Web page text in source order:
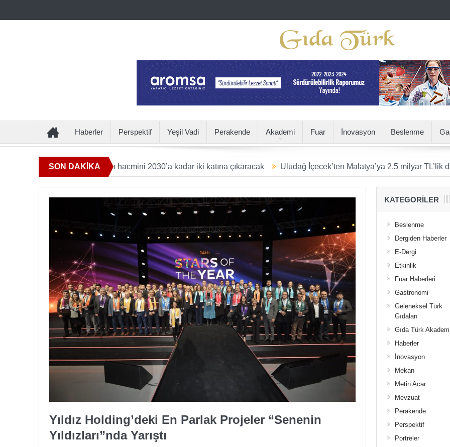
Haberler Perspektif Yeşil Vadi Perakende Akademi Fuar İnovasyon Beslenme
SON DAKİKA
katkı sunan ürün hacmini 2030’a kadar iki katına çıkaracak Uludağ İçecek’ten Malatya’ya 2,5 milyar TL’lik dev yatırım
Yıldız Holding’deki En Parlak Projeler “Senenin
Yıldızları”nda Yarıştı
KATEGORILER
Beslenme
Dergiden Haberler
E-Dergi
Etkinlik
Fuar Haberleri
Gastronomi
Geleneksel Türk
Gıdaları
Gıda Türk Akademi
Haberler
İnovasyon
Mekan
Metin Acar
Mevzuat
Perakende
Perspektif
Portreler